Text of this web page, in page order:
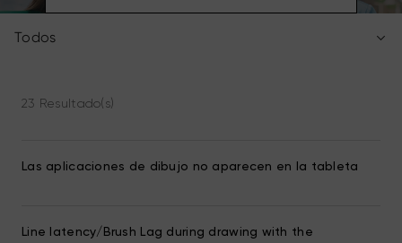
Todos
23 Resultado(s)
Las aplicaciones de dibujo no aparecen en la tableta
Line latency/Brush Lag during drawing with the